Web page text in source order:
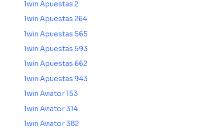
1win Apuestas 2
1win Apuestas 264
1win Apuestas 565
1win Apuestas 593
1win Apuestas 662
1win Apuestas 943
1win Aviator 153
1win Aviator 314
1win Aviator 382